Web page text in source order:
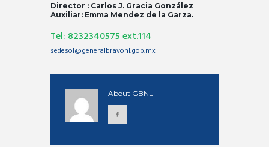
Director : Carlos J. Gracia González
Auxiliar: Emma Mendez de la Garza.
Tel: 8232340575 ext.114
sedesol@generalbravonl.gob.mx
About GBNL